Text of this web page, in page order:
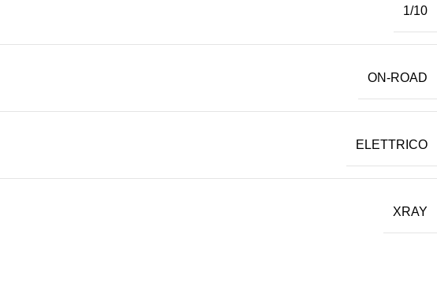
1/10
ON-ROAD
ELETTRICO
XRAY